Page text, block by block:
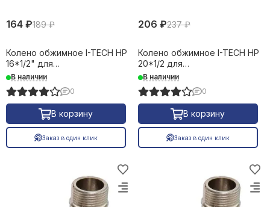
164 ₽189 ₽
Колено обжимное I-TECH НР
16*1/2" для
металлопластиковых труб
16666
В наличии
0
В корзину
Заказ в один клик
206 ₽237 ₽
Колено обжимное I-TECH НР
20*1/2 для
металлопластиковых труб
18800
В наличии
0
В корзину
Заказ в один клик